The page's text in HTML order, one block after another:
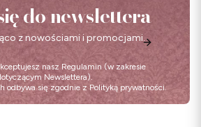
do newslettera
z nowościami i promocjami.
nasz Regulamin (w zakresie
Newslettera).
odbywa się zgodnie z Polityką prywatności.